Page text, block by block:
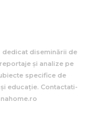
dedicat diseminării de
și analize pe
specifice de
educație. Contactati-